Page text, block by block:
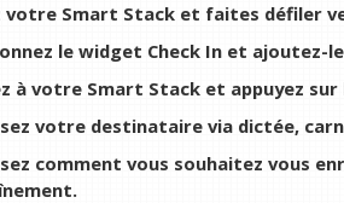
votre Smart Stack et faites défiler
le widget Check In et ajoutez-
à votre Smart Stack et appuyez
votre destinataire via dictée,
comment vous souhaitez vous